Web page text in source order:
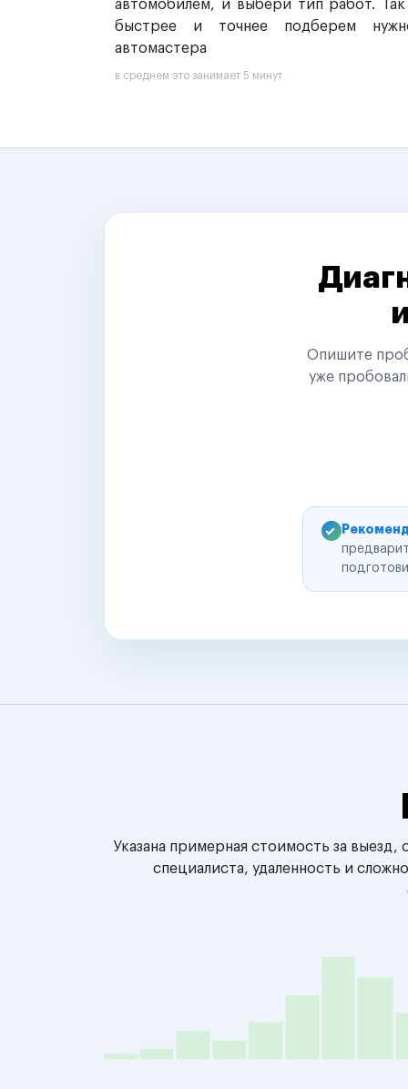
автомобилем, и выбери тип работ.
быстрее и точнее подберем
автомастера
в среднем это занимает 5 минут
Опишите
уже
Указана примерная стоимость за
специалиста, удаленность и